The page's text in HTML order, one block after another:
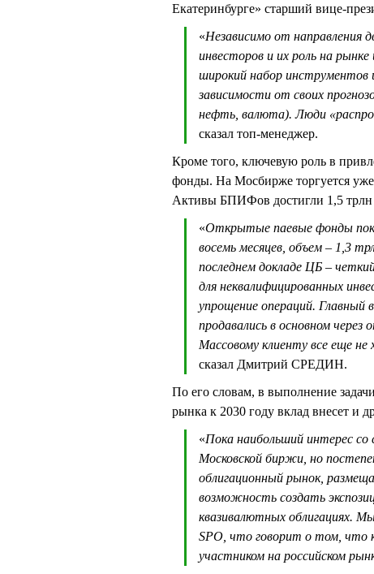
Екатеринбурге» старший вице-
«Независимо от направления
инвесторов и их роль на
широкий набор
зависимости от своих
нефть, валюта). Люди
сказал топ-менеджер.
Кроме того, ключевую роль в
фонды. На Мосбирже торгуется
Активы БПИФов достигли 1,5 трлн
«Открытые паевые фонды
восемь месяцев, объем – 1,3
последнем докладе ЦБ –
для неквалифицированных
упрощение операций. Главный
продавались в основном через
Массовому клиенту все еще
сказал Дмитрий СРЕДИН.
По его словам, в выполнение
рынка к 2030 году вклад внесет и
«Пока наибольший интерес
Московской биржи, но
облигационный рынок,
возможность создать
квазивалютных облигациях.
SPO, что говорит о том,
участником на российском